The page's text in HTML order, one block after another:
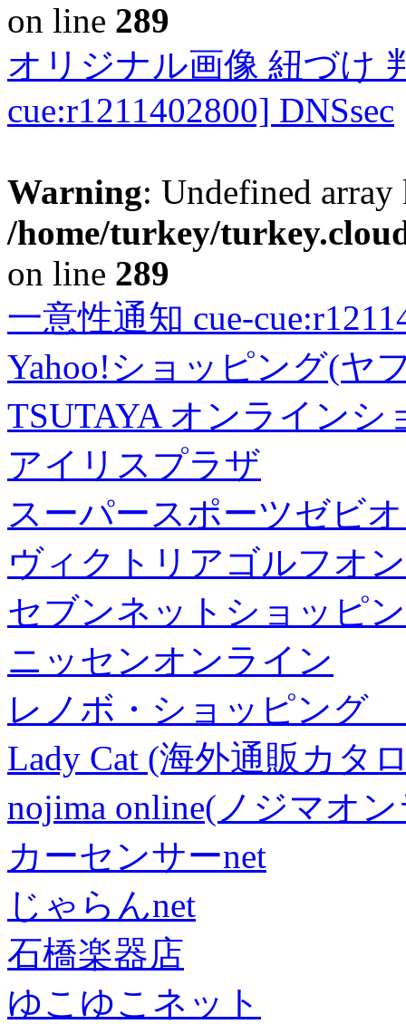
on line 289
オリジナル画像 紐づけ
cue:r1211402800] DNSsec
Warning: Undefined
/home/turkey/
on line 289
一意性通知 cue-
Yahoo!ショッピング(ヤ
TSUTAYA オンラインシ
アイリスプラザ
スーパースポーツゼビ
ヴィクトリアゴルフオ
セブンネットショッピ
ニッセンオンライン
レノボ・ショッピング
Lady Cat (海外通販カタ
nojima online(ノジマオ
カーセンサーnet
じゃらんnet
石橋楽器店
ゆこゆこネット